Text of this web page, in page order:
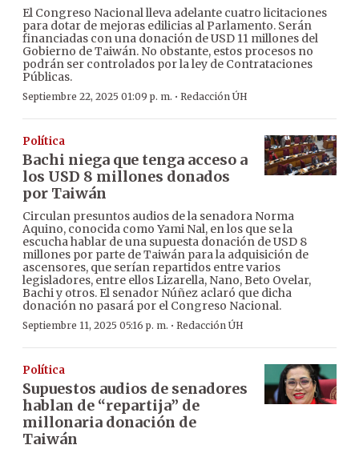
El Congreso Nacional lleva adelante cuatro licitaciones
para dotar de mejoras edilicias al Parlamento. Serán
financiadas con una donación de USD 11 millones del
Gobierno de Taiwán. No obstante, estos procesos no
podrán ser controlados por la ley de Contrataciones
Públicas.
Septiembre 22, 2025 01:09 p. m. · Redacción ÚH
Política
Bachi niega que tenga acceso a
los USD 8 millones donados
por Taiwán
Circulan presuntos audios de la senadora Norma
Aquino, conocida como Yami Nal, en los que se la
escucha hablar de una supuesta donación de USD 8
millones por parte de Taiwán para la adquisición de
ascensores, que serían repartidos entre varios
legisladores, entre ellos Lizarella, Nano, Beto Ovelar,
Bachi y otros. El senador Núñez aclaró que dicha
donación no pasará por el Congreso Nacional.
Septiembre 11, 2025 05:16 p. m. · Redacción ÚH
Política
Supuestos audios de senadores
hablan de “repartija” de
millonaria donación de
Taiwán